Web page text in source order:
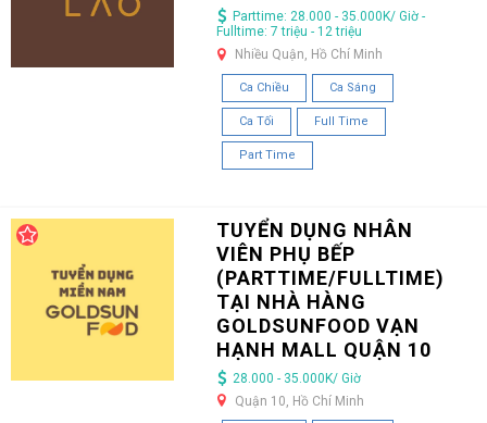
Parttime: 28.000 - 35.000K/ Giờ -
Fulltime: 7 triệu - 12 triệu
Nhiều Quận, Hồ Chí Minh
Ca Chiều Ca Sáng
Ca Tối Full Time
Part Time
TUYỂN DỤNG NHÂN
VIÊN PHỤ BẾP
(PARTTIME/FULLTIME)
TẠI NHÀ HÀNG
GOLDSUNFOOD VẠN
HẠNH MALL QUẬN 10
28.000 - 35.000K/ Giờ
Quận 10, Hồ Chí Minh